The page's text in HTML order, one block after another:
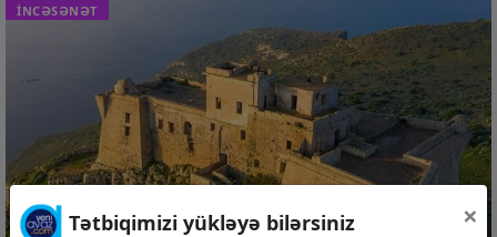
İNCƏSƏNƏT
Tətbiqimizi yükləyə bilərsiniz ×